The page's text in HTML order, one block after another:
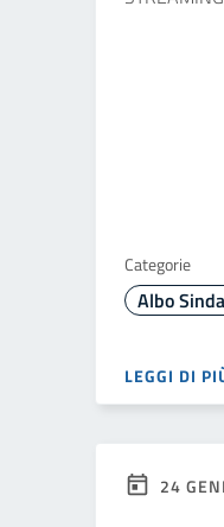
Categorie
Albo
LEGGI DI
24